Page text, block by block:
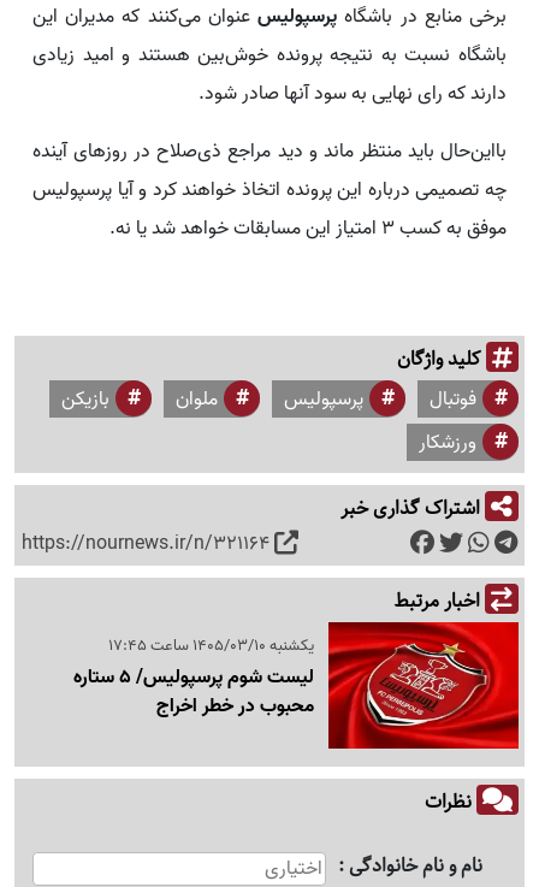
برخی منابع در باشگاه پرسپولیسعنوان می‌کنند که مدیران این
باشگاه نسبت به نتیجه پرونده خوش‌بین هستند و امید زیادی
دارند که رای نهایی به سود آنها صادر شود.
بااین‌حال باید منتظر ماند و دید مراجع ذی‌صلاح در روزهای آینده
چه تصمیمی درباره این پرونده اتخاذ خواهند کرد و آیا پرسپولیس
موفق به کسب ۳ امتیاز این مسابقات خواهد شد یا نه.
کلید واژگان
فوتبال پرسپولیس ملوان
بازیکن
ورزشکار
اشتراک گذاری خبر
https://nournews.ir/n/321164
اخبار مرتبط
یکشنبه 1405/03/10 ساعت 17:45
لیست شوم پرسپولیس/ 5 ستاره
محبوب در خطر اخراج
نظرات
نام و نام خانوادگی